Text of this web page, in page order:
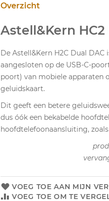
Overzicht
Astell&Kern HC2
De Astell&Kern H2C Dual
aangesloten op de USB-C-
poort) van mobiele apparaten
geluidskaart.
Dit geeft een betere
dus óók een bekabelde
hoofdtelefoonaansluiting,
VOEG TOE AAN MIJN
VOEG TOE OM TE